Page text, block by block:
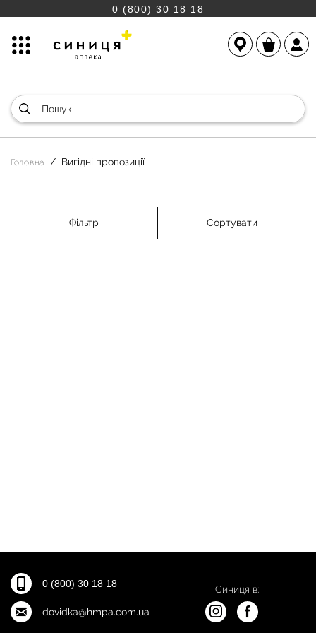
0 (800) 30 18 18
Головна Вигідні пропозиції
Фільтр Сортувати
0 (800) 30 18 18
dovidka@hmpa.com.ua
Синиця в: